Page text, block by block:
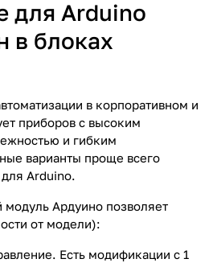
для Arduino
в блоках
в корпоративном и
приборов с высоким
и гибким
варианты проще всего
Arduino.
Ардуино позволяет
от модели):
Есть модификации с 1